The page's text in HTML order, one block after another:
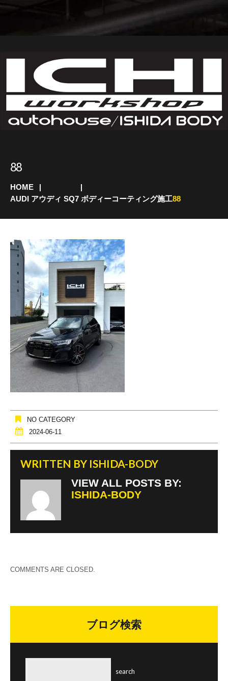
88
HOME
AUDI アウディ SQ7 ボディーコーティング施工88
NO CATEGORY
2024-06-11
WRITTEN BY ISHIDA-BODY
VIEW ALL POSTS BY:
ISHIDA-BODY
COMMENTS ARE CLOSED.
ブログ検索